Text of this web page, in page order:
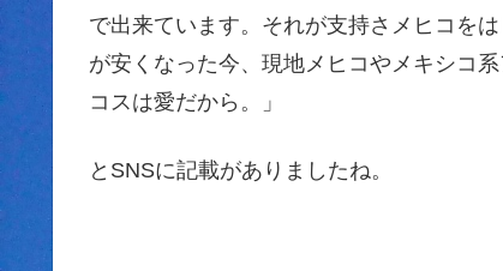
で出来ています。それが支持さメヒコを
が安くなった今、現地メヒコやメキシコ
コスは愛だから。」
とSNSに記載がありましたね。